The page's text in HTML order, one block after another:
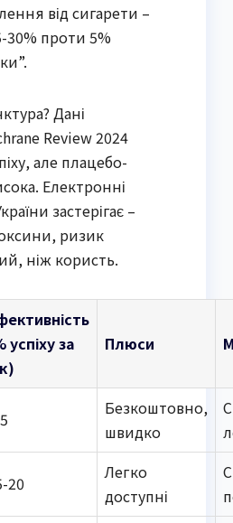
від сигарети –
30% проти 5%
Дані
Review 2024
але плацебо-
Електронні
застерігає –
ризик
ніж користь.
успіху за
Плюси
Безкоштовно,
швидко
20
Легко
доступні